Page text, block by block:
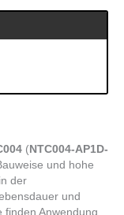
(NTC004-AP1D-
und hohe
der
und
finden Anwendung